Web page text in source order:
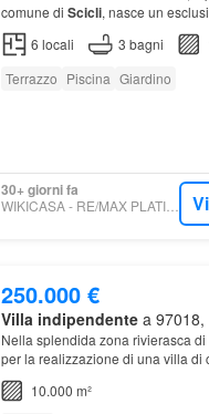
comune di Scicli, nasce un
di circa 90 mq ed un giardino di
6 locali 3 bagni
Terrazzo Piscina Giardino
30+ giorni fa
WIKICASA - RE/MAX PLATINUM 6 - REMAX
250.000 €
Villa indipendentea 97018,
Nella splendida zona rivierasca
per la realizzazione di una villa di
10.000 m²